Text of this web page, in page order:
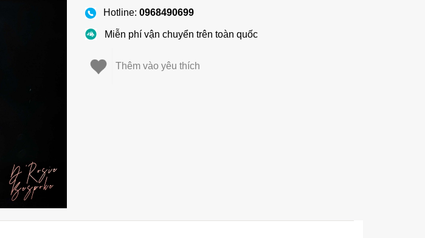
Hotline: 0968490699
Miễn phí vận chuyển trên toàn quốc
Thêm vào yêu thích